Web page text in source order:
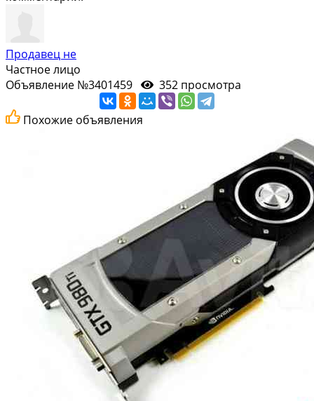
Продавец не
Частное лицо
Объявление №3401459
352 просмотра
Похожие объявления